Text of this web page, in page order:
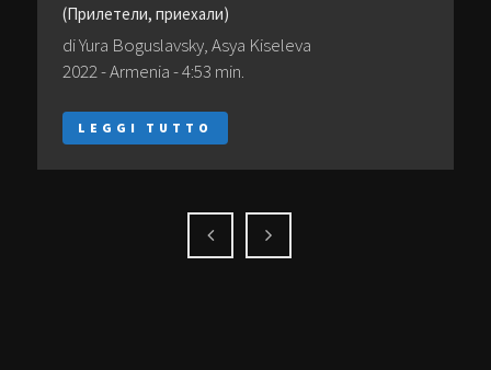
(Прилетели, приехали)
di Yura Boguslavsky, Asya Kiseleva
2022 - Armenia - 4:53 min.
LEGGI TUTTO